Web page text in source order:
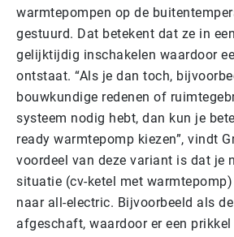
warmtepompen op de
gestuurd. Dat betekent dat ze in
gelijktijdig inschakelen waardoor
ontstaat. “Als je dan toch,
bouwkundige redenen of
systeem nodig hebt, dan kun je
ready warmtepomp kiezen”, vindt
voordeel van deze variant is dat je
situatie (cv-ketel met
naar all-electric. Bijvoorbeeld als
afgeschaft, waardoor er een